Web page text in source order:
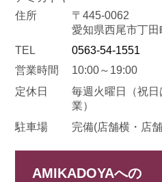
住所
〒445-0062
愛知県西尾市丁田
TEL
0563-54-1551
営業時間
10:00～19:00
定休日
毎週火曜日
（祝
業）
駐車場
完備(店舗横・店
AMIKADOYAへの